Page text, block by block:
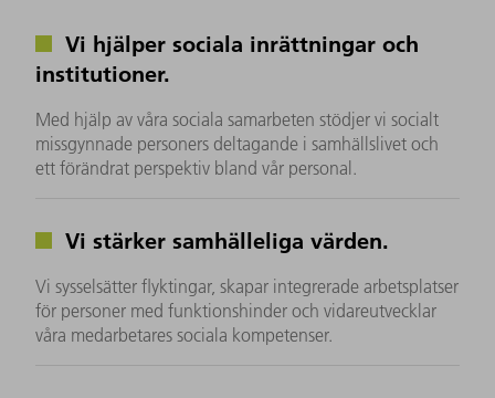
Vi hjälper sociala inrättningar och
institutioner.
Med hjälp av våra sociala samarbeten stödjer vi socialt
missgynnade personers deltagande i samhällslivet och
ett förändrat perspektiv bland vår personal.
Vi stärker samhälleliga värden.
Vi sysselsätter flyktingar, skapar integrerade arbetsplatser
för personer med funktionshinder och vidareutvecklar
våra medarbetares sociala kompetenser.